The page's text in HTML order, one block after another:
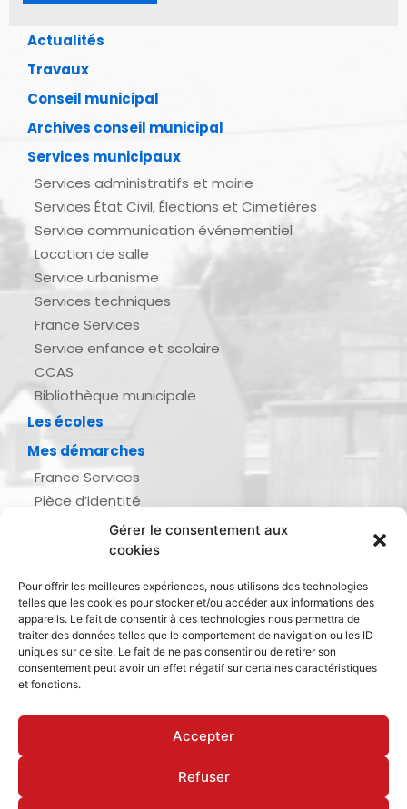
Gérer le consentement aux
cookies
Pour offrir les meilleures expériences, nous utilisons des technologies
telles que les cookies pour stocker et/ou accéder aux informations des
appareils. Le fait de consentir à ces technologies nous permettra de
traiter des données telles que le comportement de navigation ou les ID
uniques sur ce site. Le fait de ne pas consentir ou de retirer son
consentement peut avoir un effet négatif sur certaines caractéristiques
et fonctions.
Accepter
Refuser
Actualités
Travaux
Conseil municipal
Archives conseil municipal
Services municipaux
Services administratifs et mairie
Services État Civil, Élections et Cimetières
Service communication événementiel
Location de salle
Service urbanisme
Services techniques
France Services
Service enfance et scolaire
CCAS
Bibliothèque municipale
Les écoles
Mes démarches
France Services
Pièce d’identité
Demande d’actes d’état civil
Inscription listes électorales
Recensement militaire
Le journal de ma ville
Gestion des déchets
Mentions légales & politique de confidentialité